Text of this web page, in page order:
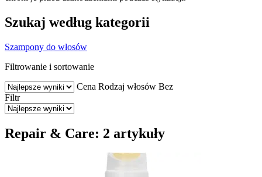
Szukaj według kategorii
Szampony do włosów
Filtrowanie i sortowanie
Cena Rodzaj włosów Bez
Filtr
Repair & Care: 2 artykuły